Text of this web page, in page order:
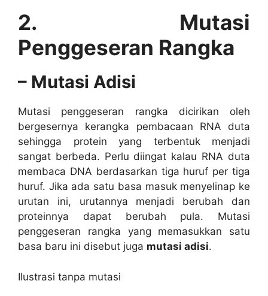
2. Mutasi
Penggeseran Rangka
– Mutasi Adisi
Mutasi penggeseran rangka dicirikan oleh
bergesernya kerangka pembacaan RNA duta
sehingga protein yang terbentuk menjadi
sangat berbeda. Perlu diingat kalau RNA duta
membaca DNA berdasarkan tiga huruf per tiga
huruf. Jika ada satu basa masuk menyelinap ke
urutan ini, urutannya menjadi berubah dan
proteinnya dapat berubah pula. Mutasi
penggeseran rangka yang memasukkan satu
basa baru ini disebut juga mutasi adisi.
Ilustrasi tanpa mutasi